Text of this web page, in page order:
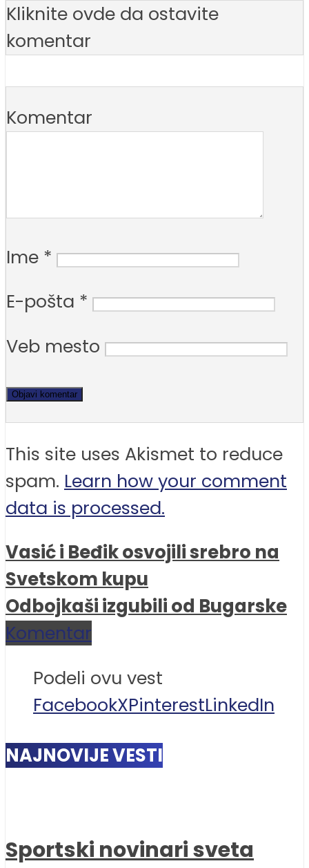
Kliknite ovde da ostavite
komentar
Komentar
Ime *
E-pošta *
Veb mesto
This site uses Akismet to reduce
spam. Learn how your comment
data is processed.
Vasić i Beđik osvojili srebro na
Svetskom kupu
Odbojkaši izgubili od Bugarske
Komentar
Podeli ovu vest
FacebookXPinterestLinkedIn
NAJNOVIJE VESTI
Sportski novinari sveta